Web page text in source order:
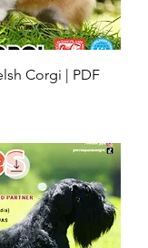
Corgi | PDF